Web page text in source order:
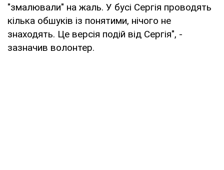
"змалювали" на жаль. У бусі Сергія проводять
кілька обшуків із понятими, нічого не
знаходять. Це версія подій від Сергія", -
зазначив волонтер.